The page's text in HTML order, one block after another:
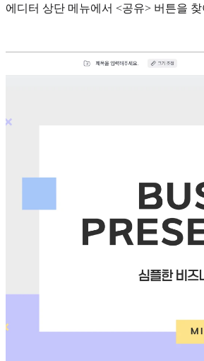
에디터 상단 메뉴에서 <공유> 버튼을 찾